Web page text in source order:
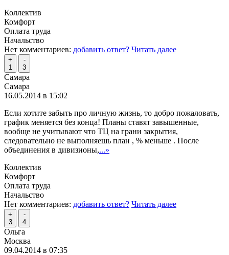
Коллектив
Комфорт
Оплата труда
Начальство
Нет комментариев: добавить ответ? Читать далее
+
1
-
3
Самара
Самара
16.05.2014 в 15:02
Если хотите забыть про личную жизнь, то добро пожаловать,
график меняется без конца! Планы ставят завышенные,
вообще не учитывают что ТЦ на грани закрытия,
следовательно не выполняешь план , % меньше . После
объединения в дивизионы,...»
Коллектив
Комфорт
Оплата труда
Начальство
Нет комментариев: добавить ответ? Читать далее
+
3
-
4
Ольга
Москва
09.04.2014 в 07:35